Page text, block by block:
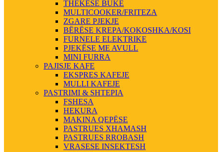
THEKËSE BUKE
MULTICOOKER/FRITEZA
ZGARE PJEKJE
BËRËSE KREPA/KOKOSHKA/KOSI
FURNELE ELEKTRIKE
PJEKËSE ME AVULL
MINI FURRA
PAJISJE KAFE
EKSPRES KAFEJE
MULLI KAFEJE
PASTRIMI & SHTEPIA
FSHESA
HEKURA
MAKINA QEPËSE
PASTRUES XHAMASH
PASTRUES RROBASH
VRASESE INSEKTESH